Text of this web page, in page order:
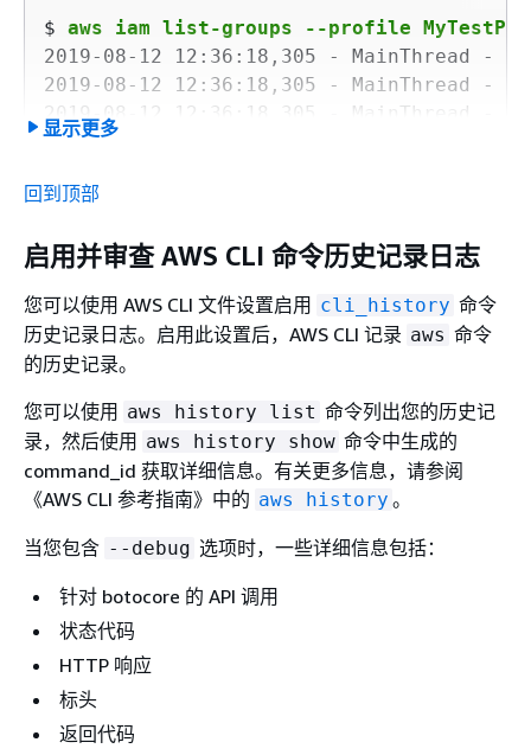
$ aws iam list-groups --profile
2019-08-12 12:36:18,305 - MainThread -
2019-08-12 12:36:18,305 -
2019-08-12 12:36:18,305 - MainThread -
2019-08-12 12:36:18,305 - MainThread -
2019-08-12 12:36:18,307 - MainThread -
2019-08-12 12:36:18,308 - MainThread -
2019-08-12 12:36:18,320 - MainThread -
2019-08-12 12:36:18,321 - MainThread -
2019-08-12 12:36:18,322 - MainThread -
2019-08-12 12:36:18,322 - MainThread -
2019-08-12 12:36:18,322 - MainThread -
2019-08-12 12:36:18,326 - MainThread -
2019-08-12 12:36:18,326 - MainThread -
2019-08-12 12:36:18,326 - MainThread -
2019-08-12 12:36:18,326 - MainThread -
2019-08-12 12:36:18,327 - MainThread
2019-08-12 12:36:18,328 - MainThread
2019-08-12 12:36:18,328 - MainThread
2019-08-12 12:36:18,328 - MainThread
2019-08-12 12:36:18,328 - MainThread
2019-08-12 12:36:18,328 - MainThread
显示更多
回到顶部
启用并审查 AWS CLI 命令历史记录日志
您可以使用 AWS CLI 文件设置启用 cli_history 命令
历史记录日志。启用此设置后，AWS CLI 记录 aws 命令
的历史记录。
您可以使用 aws history list 命令列出您的历史记
录，然后使用 aws history show 命令中生成的
command_id 获取详细信息。有关更多信息，请参阅
《AWS CLI 参考指南》 中的 aws history 。
当您包含 --debug 选项时，一些详细信息包括：
针对 botocore 的 API 调用
状态代码
HTTP 响应
标头
返回代码